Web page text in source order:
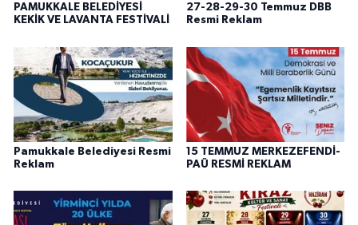
PAMUKKALE BELEDİYESİ
KEKİK VE LAVANTA FESTİVALİ
27-28-29-30 Temmuz DBB
Resmi Reklam
Pamukkale Belediyesi Resmi
Reklam
15 TEMMUZ MERKEZEFENDİ-
PAÜ RESMİ REKLAM